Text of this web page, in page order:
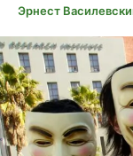
Эрнест